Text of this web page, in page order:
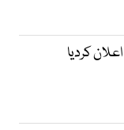
کردیا